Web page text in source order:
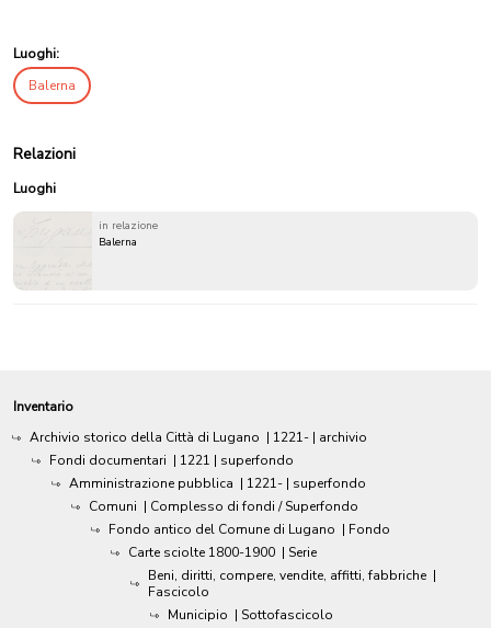
Luoghi:
Balerna
Relazioni
Luoghi
in relazione
Balerna
Inventario
Archivio storico della Città di Lugano | 1221- | archivio
Fondi documentari | 1221 | superfondo
Amministrazione pubblica | 1221- | superfondo
Comuni | Complesso di fondi / Superfondo
Fondo antico del Comune di Lugano | Fondo
Carte sciolte 1800-1900 | Serie
Beni, diritti, compere, vendite, affitti, fabbriche |
Fascicolo
Municipio | Sottofascicolo